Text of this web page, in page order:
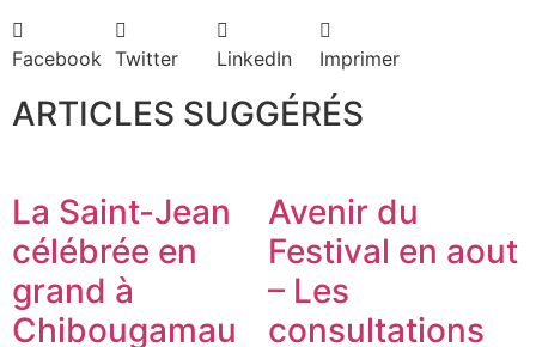
Facebook Twitter LinkedIn Imprimer
ARTICLES SUGGÉRÉS
La Saint-Jean
célébrée en
grand à
Chibougamau
Avenir du
Festival en aout
– Les
consultations